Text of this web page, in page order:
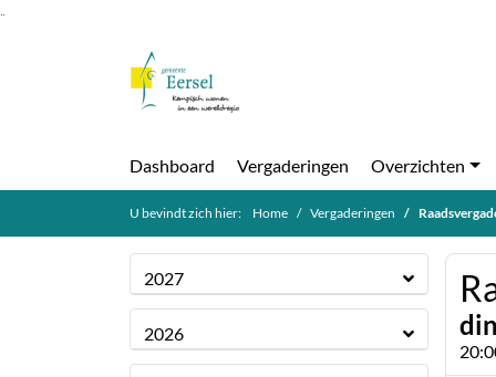
Dashboard Vergaderingen Overzichten
U bevindt zich hier: Home Vergaderingen
2027
2026